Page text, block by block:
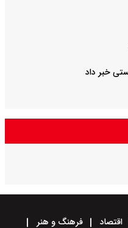
خبر داد
اقتصاد فرهنگ و هنر